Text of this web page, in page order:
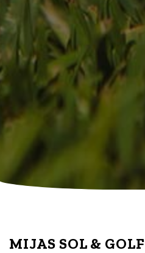
MIJAS SOL & GOLF